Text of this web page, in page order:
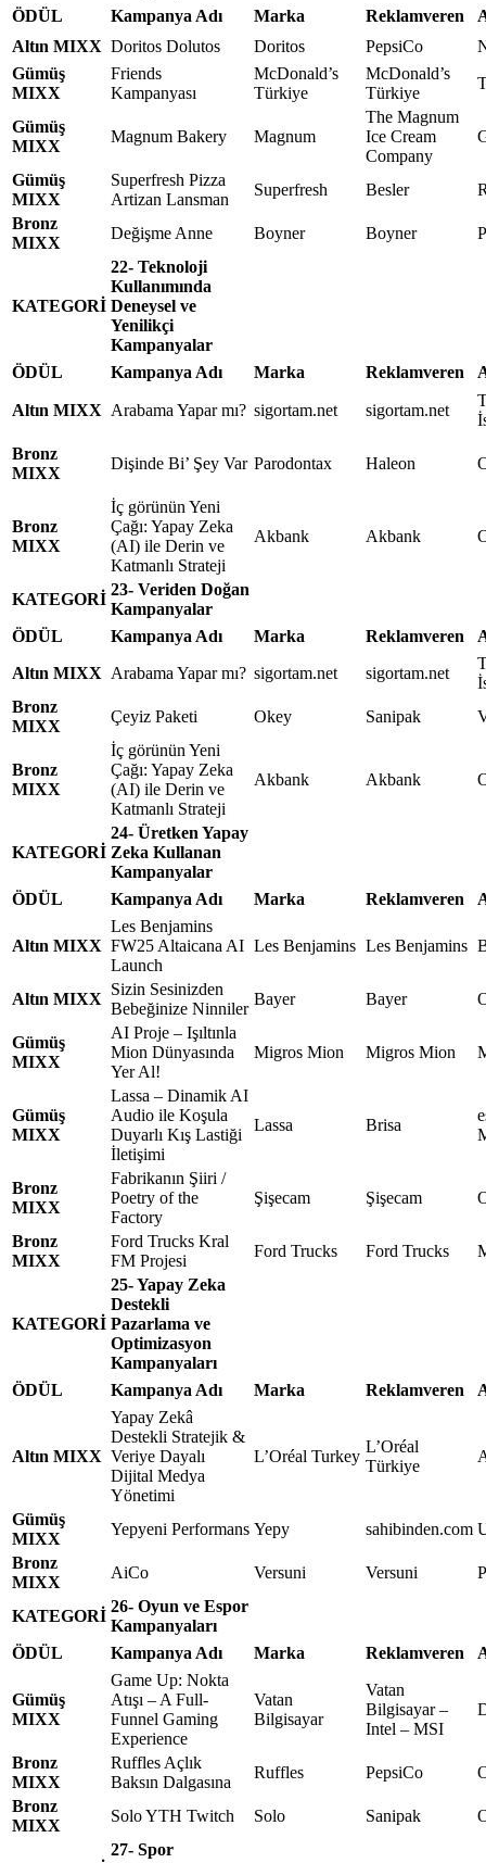
ÖDÜL
Kampanya Adı Marka Reklamveren
Altın MIXX Doritos Dolutos Doritos PepsiCo
Gümüş
MIXX
Friends
Kampanyası
McDonald’s
Türkiye
McDonald’s
Türkiye
Gümüş
MIXX
Magnum Bakery Magnum
The Magnum
Ice Cream
Company
Gümüş
MIXX
Superfresh Pizza
Artizan Lansman
Superfresh Besler
Bronz
MIXX
Değişme Anne Boyner Boyner
KATEGORİ
22- Teknoloji
Kullanımında
Deneysel ve
Yenilikçi
Kampanyalar
ÖDÜL
Kampanya Adı Marka Reklamveren
Altın MIXX Arabama Yapar mı? sigortam.net sigortam.net
Bronz
MIXX
Dişinde Bi’ Şey Var Parodontax Haleon
Bronz
MIXX
İç görünün Yeni
Çağı: Yapay Zeka
(AI) ile Derin ve
Katmanlı Strateji
Akbank Akbank
KATEGORİ
23- Veriden Doğan
Kampanyalar
ÖDÜL
Kampanya Adı Marka Reklamveren
Altın MIXX Arabama Yapar mı? sigortam.net sigortam.net
Bronz
MIXX
Çeyiz Paketi Okey Sanipak
Bronz
MIXX
İç görünün Yeni
Çağı: Yapay Zeka
(AI) ile Derin ve
Katmanlı Strateji
Akbank Akbank
KATEGORİ
24- Üretken Yapay
Zeka Kullanan
Kampanyalar
ÖDÜL
Kampanya Adı Marka Reklamveren
Altın MIXX
Les Benjamins
FW25 Altaicana AI
Launch
Les Benjamins Les Benjamins
Altın MIXX
Sizin Sesinizden
Bebeğinize Ninniler
Bayer Bayer
Gümüş
MIXX
AI Proje – Işıltınla
Mion Dünyasında
Yer Al!
Migros Mion Migros Mion
Gümüş
MIXX
Lassa – Dinamik AI
Audio ile Koşula
Duyarlı Kış Lastiği
İletişimi
Lassa Brisa
Bronz
MIXX
Fabrikanın Şiiri /
Poetry of the
Factory
Şişecam Şişecam
Bronz
MIXX
Ford Trucks Kral
FM Projesi
Ford Trucks Ford Trucks
KATEGORİ
25- Yapay Zeka
Destekli
Pazarlama ve
Optimizasyon
Kampanyaları
ÖDÜL
Kampanya Adı Marka Reklamveren
Altın MIXX
Yapay Zekâ
Destekli Stratejik &
Veriye Dayalı
Dijital Medya
Yönetimi
L’Oréal Turkey
L’Oréal
Türkiye
Gümüş
MIXX
Yepyeni Performans Yepy sahibinden.com
Bronz
MIXX
AiCo Versuni Versuni
KATEGORİ
26- Oyun ve Espor
Kampanyaları
ÖDÜL
Kampanya Adı Marka Reklamveren
Gümüş
MIXX
Game Up: Nokta
Atışı – A Full-
Funnel Gaming
Experience
Vatan
Bilgisayar
Vatan
Bilgisayar –
Intel – MSI
Bronz
MIXX
Ruffles Açlık
Baksın Dalgasına
Ruffles PepsiCo
Bronz
MIXX
Solo YTH Twitch Solo Sanipak
27- Spor